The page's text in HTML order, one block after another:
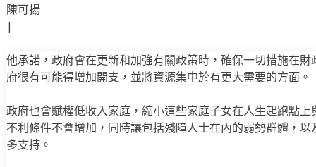
陳可揚
|
他承諾，政府會在更新和加強有關政策時，確保一切措施在
府很有可能得增加開支，並將資源集中於有更大需要的方面。
政府也會賦權低收入家庭，縮小這些家庭子女在人生起跑點
不利條件不會增加，同時讓包括殘障人士在內的弱勢群體，
多支持。